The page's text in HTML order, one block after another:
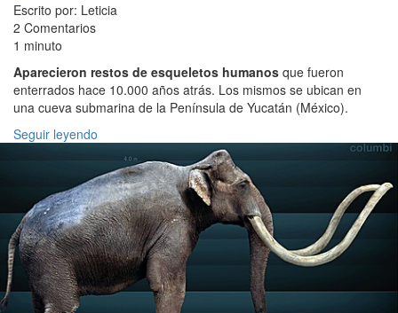
Escrito por: Leticia
2 Comentarios
1 minuto
Aparecieron restos de esqueletos humanos que fueron
enterrados hace 10.000 años atrás. Los mismos se ubican en
una cueva submarina de la Península de Yucatán (México).
Seguir leyendo